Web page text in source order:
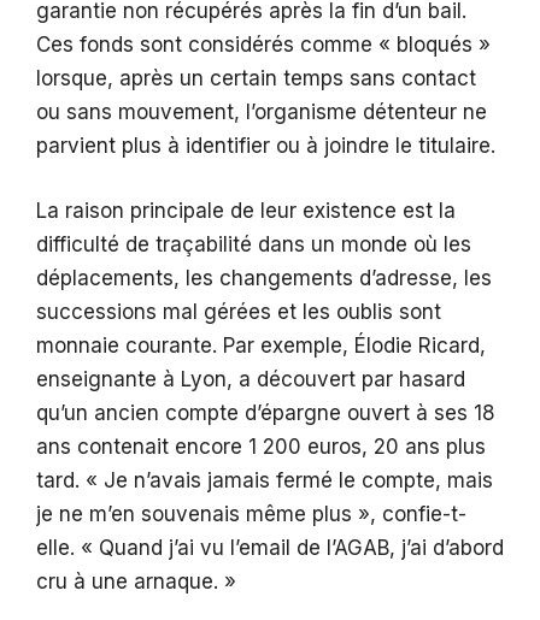
garantie non récupérés après la fin d’un bail.
Ces fonds sont considérés comme « bloqués »
lorsque, après un certain temps sans contact
ou sans mouvement, l’organisme détenteur ne
parvient plus à identifier ou à joindre le titulaire.
La raison principale de leur existence est la
difficulté de traçabilité dans un monde où les
déplacements, les changements d’adresse, les
successions mal gérées et les oublis sont
monnaie courante. Par exemple, Élodie Ricard,
enseignante à Lyon, a découvert par hasard
qu’un ancien compte d’épargne ouvert à ses 18
ans contenait encore 1 200 euros, 20 ans plus
tard. « Je n’avais jamais fermé le compte, mais
je ne m’en souvenais même plus », confie-t-
elle. « Quand j’ai vu l’email de l’AGAB, j’ai d’abord
cru à une arnaque. »